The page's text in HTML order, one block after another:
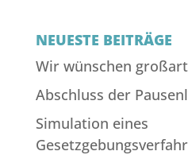
NEUESTE BEITRÄGE
Wir wünschen
Abschluss der
Simulation eines